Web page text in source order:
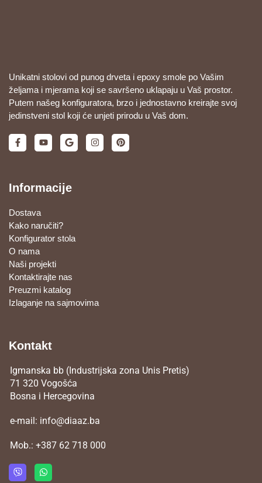
Unikatni stolovi od punog drveta i epoxy smole po Vašim
željama i mjerama koji se savršeno uklapaju u Vaš prostor.
Putem našeg konfiguratora, brzo i jednostavno kreirajte svoj
jedinstveni stol koji će unjeti prirodu u Vaš dom.
Informacije
Dostava
Kako naručiti?
Konfigurator stola
O nama
Naši projekti
Kontaktirajte nas
Preuzmi katalog
Izlaganje na sajmovima
Kontakt
Igmanska bb (Industrijska zona Unis Pretis)
71 320 Vogošća
Bosna i Hercegovina
e-mail: info@diaaz.ba
Mob.: +387 62 718 000